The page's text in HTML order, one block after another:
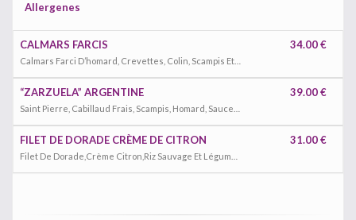
Allergenes
CALMARS FARCIS 34.00 €
“ZARZUELA” ARGENTINE 39.00 €
FILET DE DORADE CRÈME DE CITRON 31.00 €